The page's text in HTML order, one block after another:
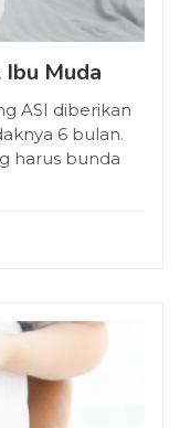
Ibu Muda
ASI diberikan
6 bulan.
harus bunda